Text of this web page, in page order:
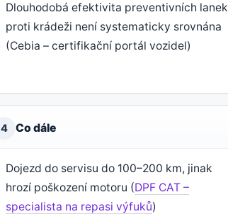
Dlouhodobá efektivita preventivních lanek
proti krádeži není systematicky srovnána
(Cebia – certifikační portál vozidel)
4 Co dále
Dojezd do servisu do 100–200 km, jinak
hrozí poškození motoru (DPF CAT –
specialista na repasi výfuků)